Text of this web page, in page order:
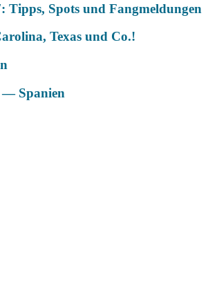
Tipps, Spots und Fangmeldungen
Texas und Co.!
— Spanien